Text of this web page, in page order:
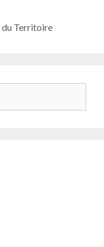
du Territoire